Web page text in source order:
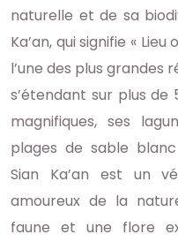
naturelle et de sa
Ka’an, qui signifie «
l’une des plus grandes
s’étendant sur plus de
magnifiques, ses
plages de sable
Sian Ka’an est un
amoureux de la
faune et une flore